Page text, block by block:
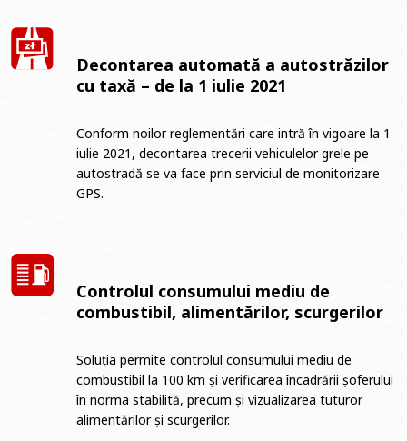
Decontarea automată a autostrăzilor
cu taxă – de la 1 iulie 2021
Conform noilor reglementări care intră în vigoare la 1
iulie 2021, decontarea trecerii vehiculelor grele pe
autostradă se va face prin serviciul de monitorizare
GPS.
Controlul consumului mediu de
combustibil, alimentărilor, scurgerilor
Soluția permite controlul consumului mediu de
combustibil la 100 km și verificarea încadrării șoferului
în norma stabilită, precum și vizualizarea tuturor
alimentărilor și scurgerilor.